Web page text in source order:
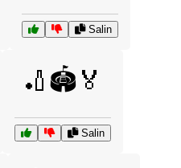
Salin
🏏🏟️🏅
Salin